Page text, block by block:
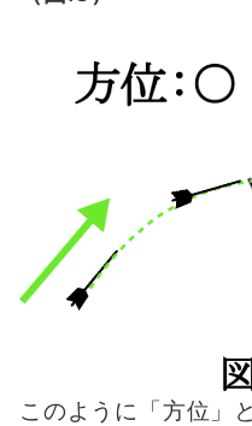
このように「方位」